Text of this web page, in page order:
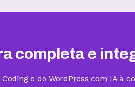
completa e
e do WordPress com IA à